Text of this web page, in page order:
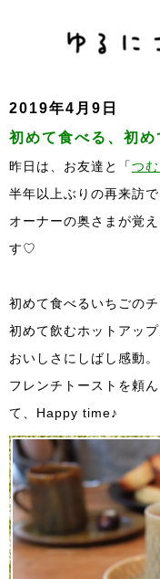
2019年4月9日
初めて食べる、初め
昨日は、お友達と「つ
半年以上ぶりの再来訪で
オーナーの奥さまが覚
す♡
初めて食べるいちごのチ
初めて飲むホットアッ
おいしさにしばし感動。
フレンチトーストを頼
て、Happy time♪